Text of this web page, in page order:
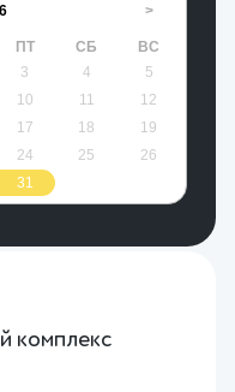
>
ПТ СБ
ВС
3 4
5
10 11
12
17 18
19
24 25
26
31
комплекс